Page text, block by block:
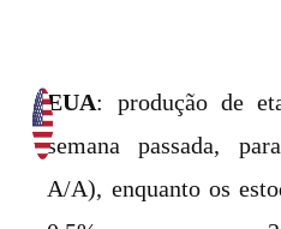
EUA: produção de
semana passada,
A/A), enquanto os